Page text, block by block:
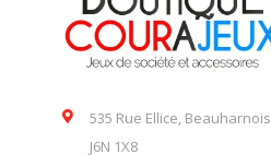
535 Rue Ellice, Beauharnois
J6N 1X8